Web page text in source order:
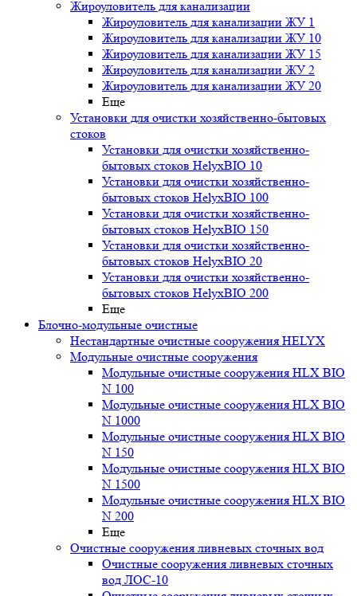
Жироуловитель для канализации
Жироуловитель для канализации ЖУ 1
Жироуловитель для канализации ЖУ 10
Жироуловитель для канализации ЖУ 15
Жироуловитель для канализации ЖУ 2
Жироуловитель для канализации ЖУ 20
Еще
Установки для очистки хозяйственно-бытовых
стоков
Установки для очистки хозяйственно-
бытовых стоков HelyxBIO 10
Установки для очистки хозяйственно-
бытовых стоков HelyxBIO 100
Установки для очистки хозяйственно-
бытовых стоков HelyxBIO 150
Установки для очистки хозяйственно-
бытовых стоков HelyxBIO 20
Установки для очистки хозяйственно-
бытовых стоков HelyxBIO 200
Еще
Блочно-модульные очистные
Нестандартные очистные сооружения HELYX
Модульные очистные сооружения
Модульные очистные сооружения HLX BIO
N 100
Модульные очистные сооружения HLX BIO
N 1000
Модульные очистные сооружения HLX BIO
N 150
Модульные очистные сооружения HLX BIO
N 1500
Модульные очистные сооружения HLX BIO
N 200
Еще
Очистные сооружения ливневых сточных вод
Очистные сооружения ливневых сточных
вод ЛОС-10